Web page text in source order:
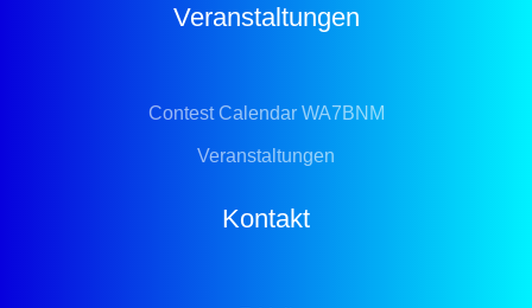
Veranstaltungen
Contest Calendar WA7BNM
Veranstaltungen
Kontakt